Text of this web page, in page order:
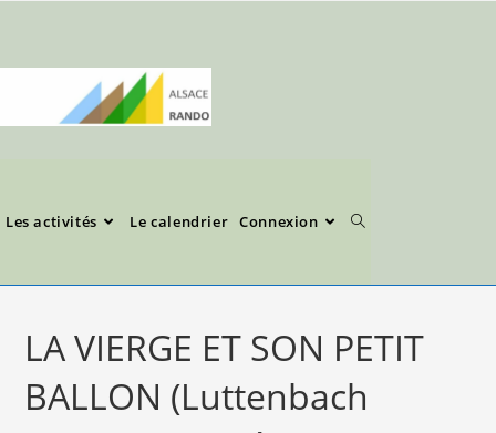
Les activités Le calendrier Connexion
LA VIERGE ET SON PETIT
BALLON (Luttenbach